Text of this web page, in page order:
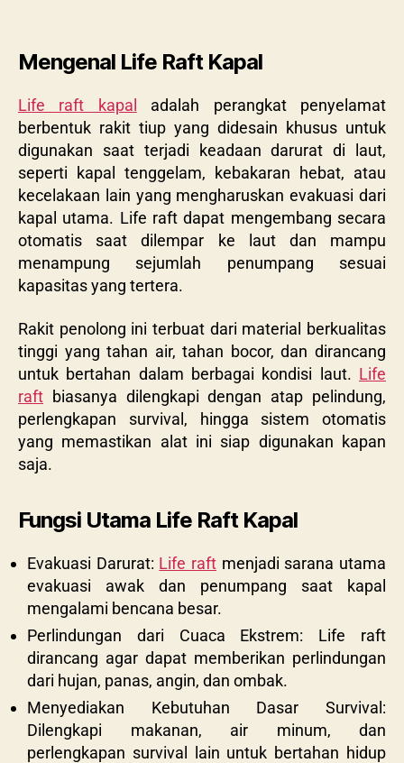
Mengenal Life Raft Kapal
Life raft kapal
adalah perangkat penyelamat
berbentuk rakit tiup yang didesain khusus untuk
digunakan saat terjadi keadaan darurat di laut,
seperti kapal tenggelam, kebakaran hebat, atau
kecelakaan lain yang mengharuskan evakuasi dari
kapal utama. Life raft dapat mengembang secara
otomatis saat dilempar ke laut dan mampu
menampung sejumlah penumpang sesuai
kapasitas yang tertera.
Rakit penolong ini terbuat dari material berkualitas
tinggi yang tahan air, tahan bocor, dan dirancang
untuk bertahan dalam berbagai kondisi laut. Life
raft biasanya dilengkapi dengan atap pelindung,
perlengkapan survival, hingga sistem otomatis
yang memastikan alat ini siap digunakan kapan
saja.
Fungsi Utama Life Raft Kapal
Evakuasi Darurat: Life raft menjadi sarana utama
evakuasi awak dan penumpang saat kapal
mengalami bencana besar.
Perlindungan dari Cuaca Ekstrem: Life raft
dirancang agar dapat memberikan perlindungan
dari hujan, panas, angin, dan ombak.
Menyediakan Kebutuhan Dasar Survival:
Dilengkapi makanan, air minum, dan
perlengkapan survival lain untuk bertahan hidup